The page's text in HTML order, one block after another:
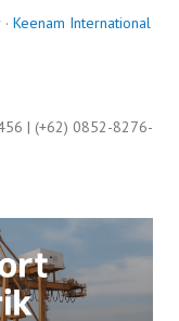
· Keenam International
| (+62) 0852-8276-